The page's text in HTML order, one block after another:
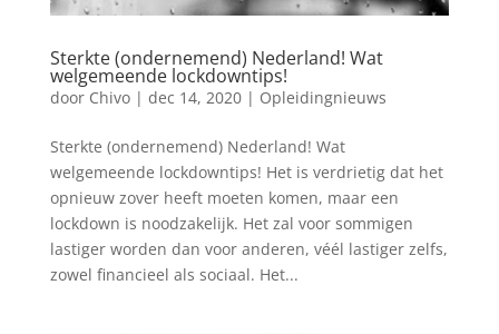
Sterkte (ondernemend) Nederland! Wat
welgemeende lockdowntips!
door Chivo| dec 14, 2020| Opleidingnieuws
Sterkte (ondernemend) Nederland! Wat
welgemeende lockdowntips! Het is verdrietig dat het
opnieuw zover heeft moeten komen, maar een
lockdown is noodzakelijk. Het zal voor sommigen
lastiger worden dan voor anderen, véél lastiger zelfs,
zowel financieel als sociaal. Het...